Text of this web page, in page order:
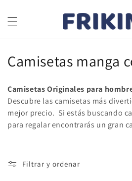
al contenido
C
l
e
c
Camisetas manga
Camisetas Originales para
Descubre las camisetas más
mejor precio. Si estás buscando
para regalar encontrarás un gran
Filtrar y ordenar